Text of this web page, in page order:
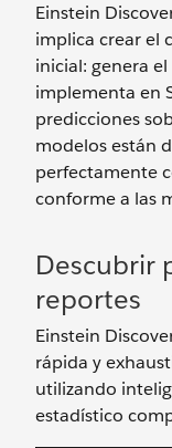
Einstein
implica crear el
inicial: genera
implementa en
predicciones
modelos están
perfectamente
conforme a las
Descubrir
reportes
Einstein
rápida y
utilizando
estadístico